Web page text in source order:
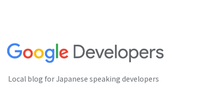
Local blog for Japanese speaking developers